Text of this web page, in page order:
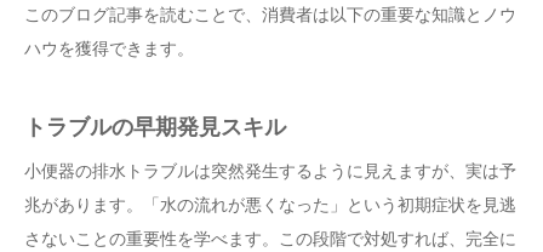
このブログ記事を読むことで、消費者は以下の重要な知識とノウ
ハウを獲得できます。
トラブルの早期発見スキル
小便器の排水トラブルは突然発生するように見えますが、実は予
兆があります。「水の流れが悪くなった」という初期症状を見逃
さないことの重要性を学べます。この段階で対処すれば、完全に